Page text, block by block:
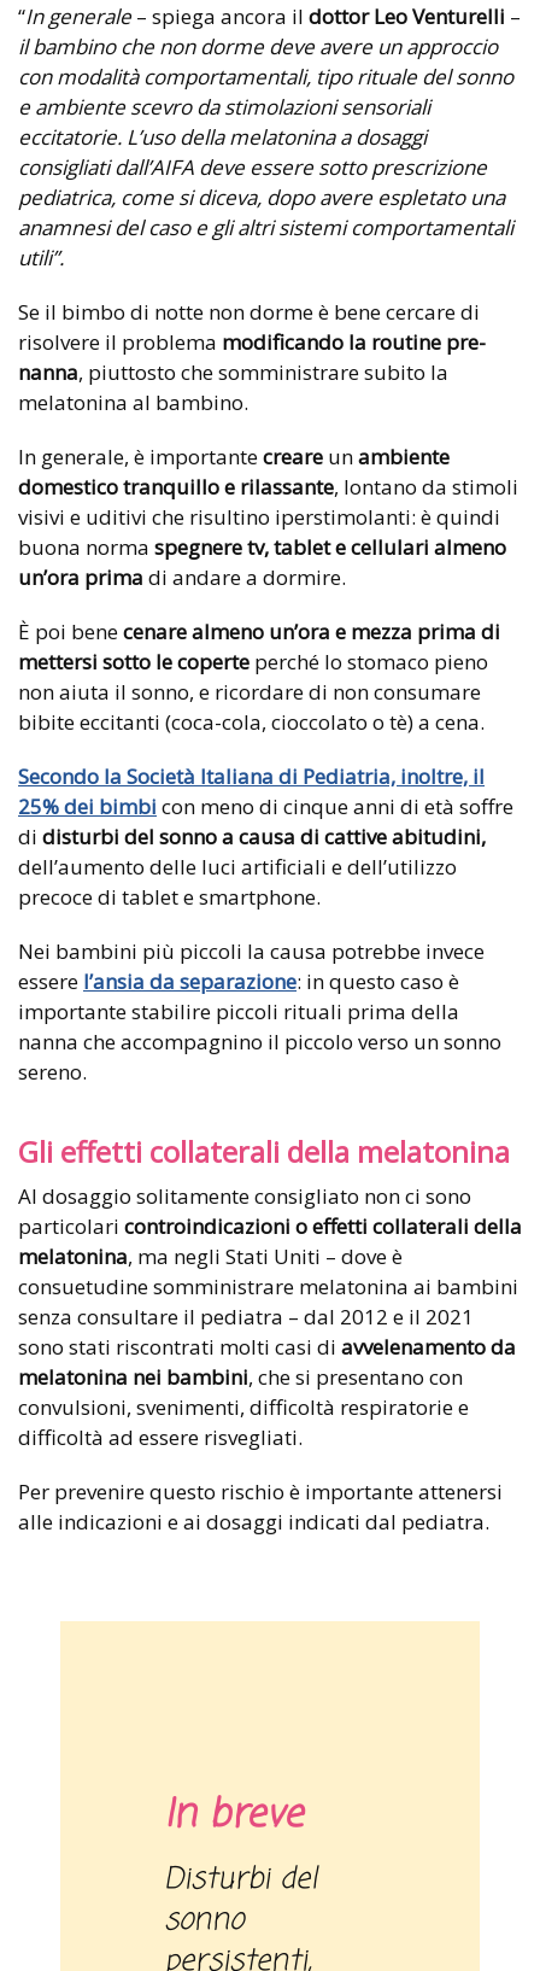
“In generale – spiega ancora il dottor Leo Venturelli –
il bambino che non dorme deve avere un approccio
con modalità comportamentali, tipo rituale del sonno
e ambiente scevro da stimolazioni sensoriali
eccitatorie. L’uso della melatonina a dosaggi
consigliati dall’AIFA deve essere sotto prescrizione
pediatrica, come si diceva, dopo avere espletato una
anamnesi del caso e gli altri sistemi comportamentali
utili”.
Se il bimbo di notte non dorme è bene cercare di
risolvere il problema modificando la routine pre-
nanna, piuttosto che somministrare subito la
melatonina al bambino.
In generale, è importantecreare unambiente
domestico tranquillo e rilassante, lontano da stimoli
visivi e uditivi che risultino iperstimolanti: è quindi
buona norma spegnere tv, tablet e cellulari almeno
un’ora prima di andare a dormire.
È poi benecenare almeno un’ora e mezza prima di
mettersi sotto le coperte perché lo stomaco pieno
non aiuta il sonno, e ricordare di non consumare
bibite eccitanti (coca-cola, cioccolato o tè) a cena.
Secondo la Società Italiana di Pediatria, inoltre, il
25% dei bimbi con meno di cinque anni di età soffre
di disturbi del sonno a causa di cattive abitudini,
dell’aumento delle luci artificiali e dell’utilizzo
precoce di tablet e smartphone.
Nei bambini più piccoli la causa potrebbe invece
essere l’ansia da separazione: in questo caso è
importante stabilire piccoli rituali prima della
nanna che accompagnino il piccolo verso un sonno
sereno.
Gli effetti collaterali della melatonina
Al dosaggio solitamente consigliato non ci sono
particolari controindicazioni o effetti collaterali della
melatonina, ma negli Stati Uniti – dove è
consuetudine somministrare melatonina ai bambini
senza consultare il pediatra – dal 2012 e il 2021
sono stati riscontrati molti casi di avvelenamento da
melatonina nei bambini, che si presentano con
convulsioni, svenimenti, difficoltà respiratorie e
difficoltà ad essere risvegliati.
Per prevenire questo rischio è importante attenersi
alle indicazioni e ai dosaggi indicati dal pediatra.
In breve
Disturbi del
sonno
persistenti,